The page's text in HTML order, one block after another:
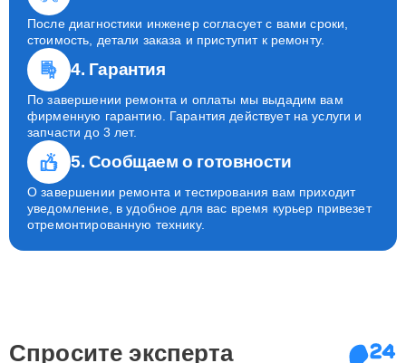
После диагностики инженер согласует с вами сроки,
стоимость, детали заказа и приступит к ремонту.
4. Гарантия
По завершении ремонта и оплаты мы выдадим вам
фирменную гарантию. Гарантия действует на услуги и
запчасти до 3 лет.
5. Сообщаем о готовности
О завершении ремонта и тестирования вам приходит
уведомление, в удобное для вас время курьер привезет
отремонтированную технику.
Спросите эксперта